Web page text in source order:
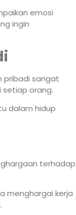
emosi
ingin
pribadi sangat
setiap orang.
dalam hidup
terhadap
menghargai kerja